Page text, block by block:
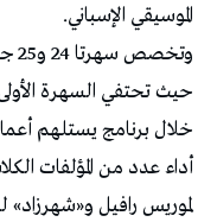
الموسيقي الإسباني.
حيث تحتفي السهرة
خلال برنامج يستلهم
أداء عدد من المؤلفات
لموريس رافيل